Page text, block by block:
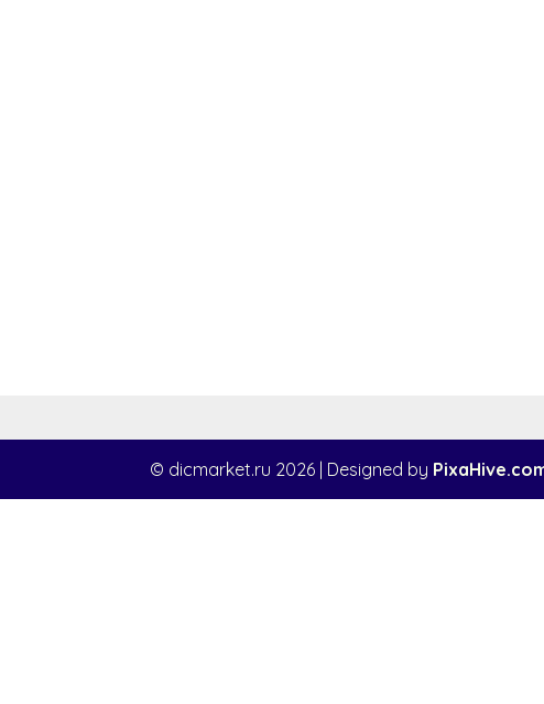
© dicmarket.ru 2026 Designed by